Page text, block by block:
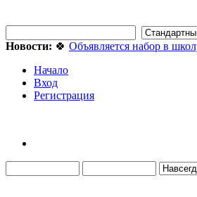
Новости: 🍀 Объявляется набор в
Начало
Вход
Регистрация